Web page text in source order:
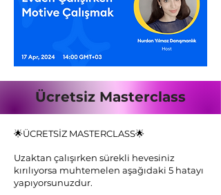
Ücretsiz Masterclass
🌟ÜCRETSİZ MASTERCLASS🌟
Uzaktan çalışırken sürekli hevesiniz
kırılıyorsa muhtemelen aşağıdaki 5 hatayı
yapıyorsunuzdur.